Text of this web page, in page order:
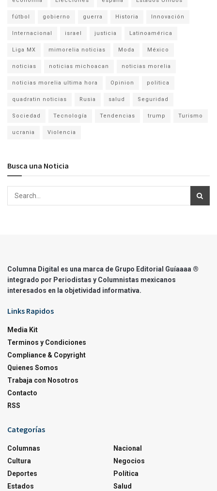
fútbol gobierno guerra Historia Innovación
Internacional israel justicia Latinoamérica
Liga MX mimorelia noticias Moda México
noticias noticias michoacan noticias morelia
noticias morelia ultima hora Opinion politica
quadratin noticias Rusia salud Seguridad
Sociedad Tecnología Tendencias trump Turismo
ucrania Violencia
Busca una Noticia
Columna Digital es una marca de Grupo Editorial Guíaaaa ®
integrado por Periodistas y Columnistas mexicanos
interesados en la objetividad informativa.
Links Rapidos
Media Kit
Terminos y Condiciones
Compliance & Copyright
Quienes Somos
Trabaja con Nosotros
Contacto
RSS
Categorías
Columnas
Cultura
Deportes
Estados
Nacional
Negocios
Política
Salud